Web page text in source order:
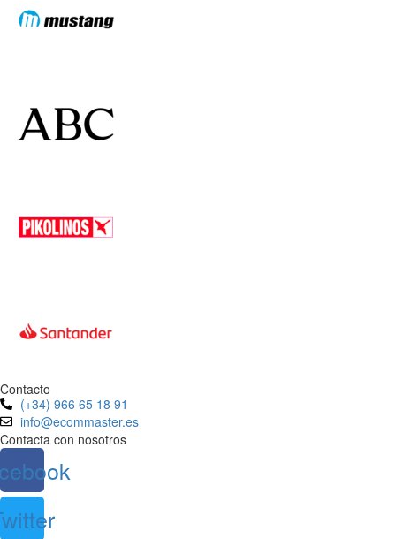
Contacto
(+34) 966 65 18 91
info@ecommaster.es
Contacta con nosotros